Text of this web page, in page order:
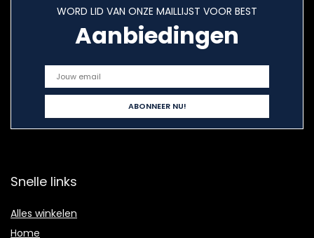
WORD LID VAN ONZE MAILLIJST VOOR BEST
Aanbiedingen
Snelle links
Alles winkelen
Home